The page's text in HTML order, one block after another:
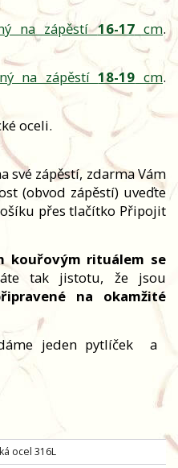
na zápěstí16-17cm.
na zápěstí18-19 cm.
oceli.
své zápěstí, zdarma Vám
(obvod zápěstí) uveďte
přes tlačítko Připojit
kouřovým rituálem se
tak jistotu, že jsou
na okamžité
jeden pytlíček
a
ocel 316L